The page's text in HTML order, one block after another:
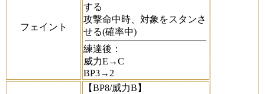
フェイント
する
攻撃命中時、対象をスタンさ
せる(確率中)
練達後：
威力E→C
BP3→2
【BP8/威力B】